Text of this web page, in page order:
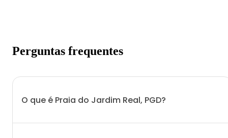
Perguntas frequentes
O que é Praia do Jardim Real, PGD?